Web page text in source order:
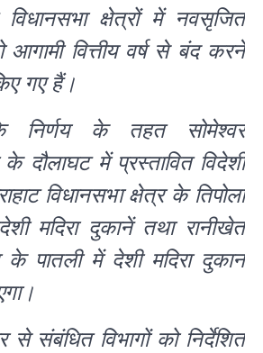
क्षेत्रों में नवसृजित
आगामी वित्तीय वर्ष से बंद करने
गए हैं।
के निर्णय के तहत सोमेश्वर
के दौलाघट में प्रस्तावित विदेशी
विधानसभा क्षेत्र के तिपोला
मदिरा दुकानें तथा रानीखेत
के पातली में देशी मदिरा दुकान
संबंधित विभागों को निर्देशित